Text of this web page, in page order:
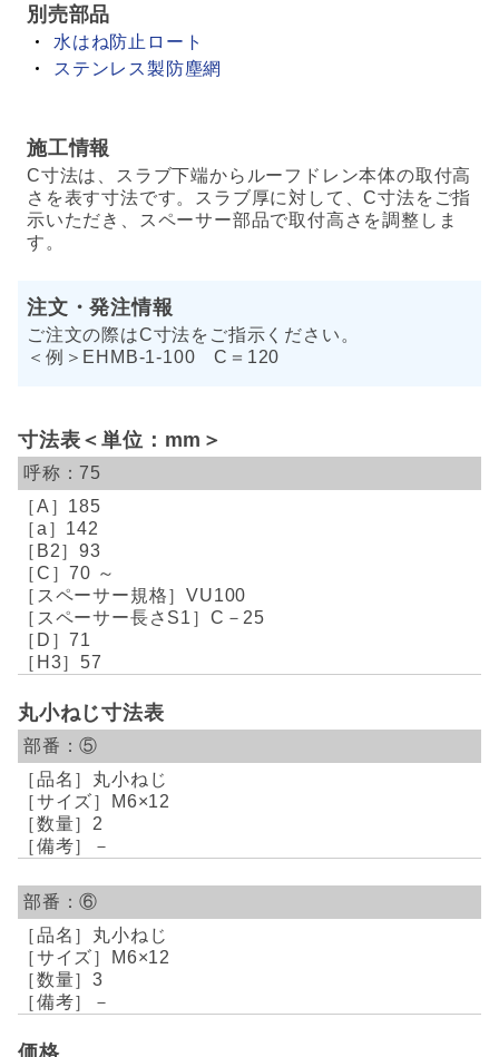
別売部品
水はね防止ロート
ステンレス製防塵網
施工情報
C寸法は、スラブ下端からルーフドレン本体の取付高
さを表す寸法です。スラブ厚に対して、C寸法をご指
示いただき、スペーサー部品で取付高さを調整しま
す。
注文・発注情報
ご注文の際はC寸法をご指示ください。
＜例＞EHMB-1-100 C＝120
寸法表＜単位：mm＞
75
185
142
93
70 ～
VU100
C－25
71
57
丸小ねじ寸法表
⑤
丸小ねじ
M6×12
2
－
⑥
丸小ねじ
M6×12
3
－
価格